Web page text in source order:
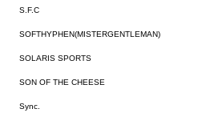
S.F.C
SOFTHYPHEN(MISTERGENTLEMAN)
SOLARIS SPORTS
SON OF THE CHEESE
Sync.